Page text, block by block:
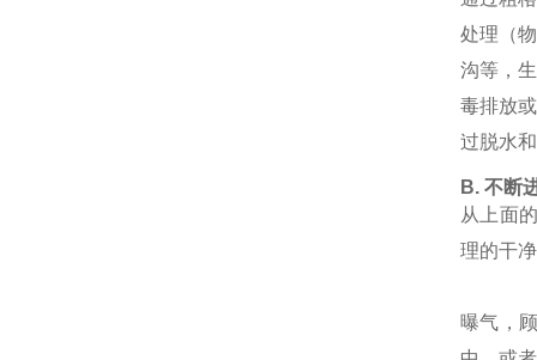
处理（
沟等，
毒排放
过脱水
B. 不断
从上面
理的干
曝气，